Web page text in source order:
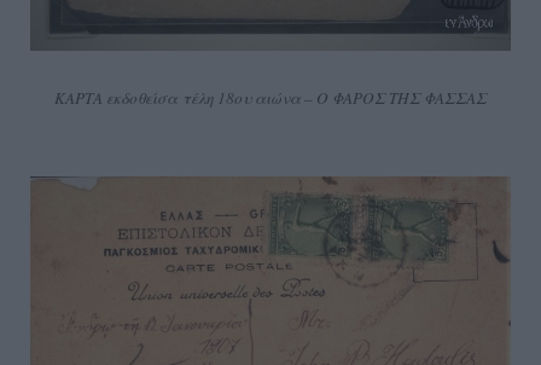
ΚΑΡΤΑ εκδοθείσα τέλη 18ου αιώνα – Ο ΦΑΡΟΣ ΤΗΣ ΦΑΣΣΑΣ